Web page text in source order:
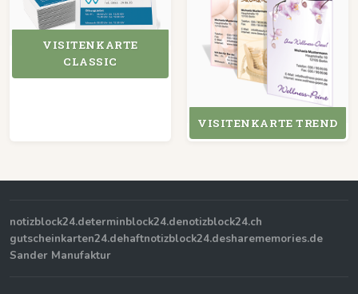
VISITENKARTE
CLASSIC
VISITENKARTE TREND
notizblock24.determinblock24.denotizblock24.ch
gutscheinkarten24.dehaftnotizblock24.desharememories.de
Sander Manufaktur